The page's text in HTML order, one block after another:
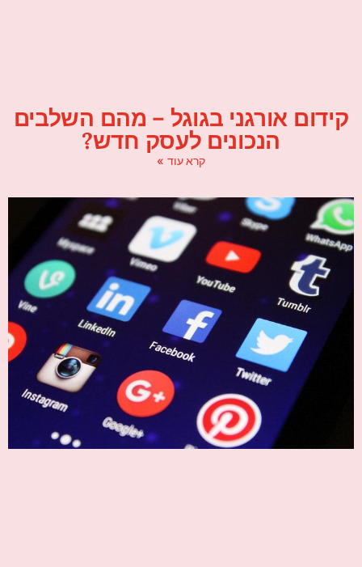
קידום אורגני בגוגל – מהם השלבים
הנכונים לעסק חדש?
קרא עוד »